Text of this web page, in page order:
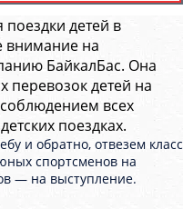
детей в
внимание на
БайкалБас. Она
перевозок детей на
всех
поездках.
и обратно, отвезем класс
спортсменов на
— на выступление.